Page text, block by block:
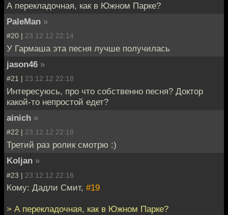
А перекладочная, как в Южном Парке?
PaleMan »
#20 | 23.12.12 22:14
У Гармаша эта песня лучше получилась
jason46 »
#21 | 23.12.12 22:18
Интересуюсь, про что собственно песня? Доктор
какой-то непростой едет?
ainich »
#22 | 23.12.12 22:18
Третий раз ролик смотрю :)
Koljan »
#23 | 23.12.12 22:18
Кому: Дадли Смит, #19
> А перекладочная, как в Южном Парке?